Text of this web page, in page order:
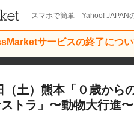
スマホで簡単 Yahoo! JAPAN
サービスの終了につ
（土）熊本「０歳から
トラ」〜動物大行進〜